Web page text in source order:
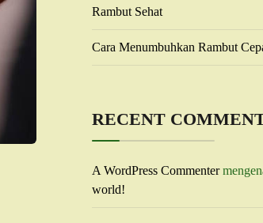
Rambut Sehat
Cara Menumbuhkan Rambut
RECENT
A WordPress Commenter
world!